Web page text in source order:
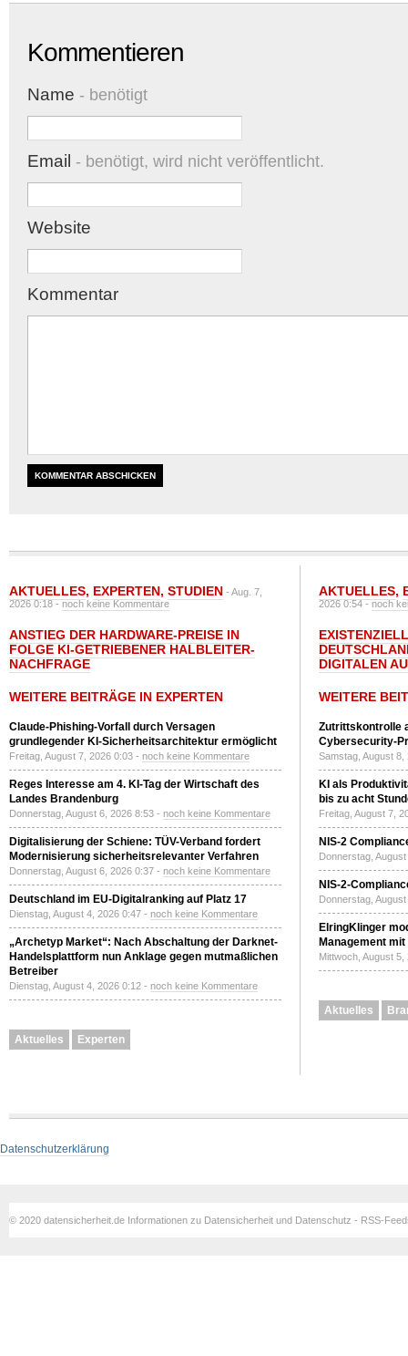
Kommentieren
Name - benötigt
Email - benötigt, wird nicht veröffentlicht.
Website
Kommentar
AKTUELLES, EXPERTEN, STUDIEN - Aug. 7,
2026 0:18 -noch keine Kommentare
ANSTIEG DER HARDWARE-PREISE IN
FOLGE KI-GETRIEBENER HALBLEITER-
NACHFRAGE
WEITERE BEITRÄGE IN EXPERTEN
Claude-Phishing-Vorfall durch Versagen
grundlegender KI-Sicherheitsarchitektur ermöglicht
Freitag, August 7, 2026 0:03 - noch keine Kommentare
Reges Interesse am 4. KI-Tag der Wirtschaft des
Landes Brandenburg
Donnerstag, August 6, 2026 8:53 - noch keine Kommentare
Digitalisierung der Schiene: TÜV-Verband fordert
Modernisierung sicherheitsrelevanter Verfahren
Donnerstag, August 6, 2026 0:37 - noch keine Kommentare
Deutschland im EU-Digitalranking auf Platz 17
Dienstag, August 4, 2026 0:47 - noch keine Kommentare
„Archetyp Market“: Nach Abschaltung der Darknet-
Handelsplattform nun Anklage gegen mutmaßlichen
Betreiber
Dienstag, August 4, 2026 0:12 - noch keine Kommentare
Aktuelles Experten
AKTUELLES,
2026 0:54 -noch
DIGITALEN
WEITERE
Zutrittskontrolle
Cybersecurity-
Samstag, August
KI als
bis zu acht
Freitag, August 7,
NIS-2
Donnerstag,
NIS-2-
Donnerstag,
ElringKlinger
Management
Mittwoch, August
Aktuelles
Datenschutzerklärung
© 2020 datensicherheit.de Informationen zu Datensicherheit und Datenschutz - RSS-